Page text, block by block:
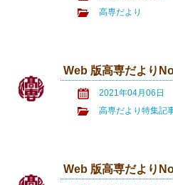
高専だより
Web 版高専だより
2021年04月06日
高専だより特集記
Web 版高専だより